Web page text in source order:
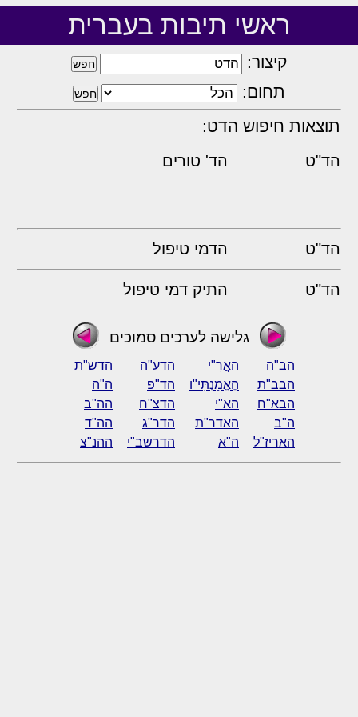
ראשי תיבות בעברית
קיצור:
תחום:
תוצאות חיפוש הדט:
הד"ט הד' טורים
הד"ט הדמי טיפול
הד"ט התיק דמי טיפול
גלישה לערכים סמוכים
הב"ה הַאֲרִ"י הדע"ה
הדש"ת
הבב"ת
הֶאֱמַנְתִּי"ו הד"פ
ה"ה
הבא"ח
הא"י הדצ"ח
הה"ב
ה"ב
האדר"ת הדר"ג
הה"ד
האריז"ל
ה"א הדרשב"י ההנ"צ